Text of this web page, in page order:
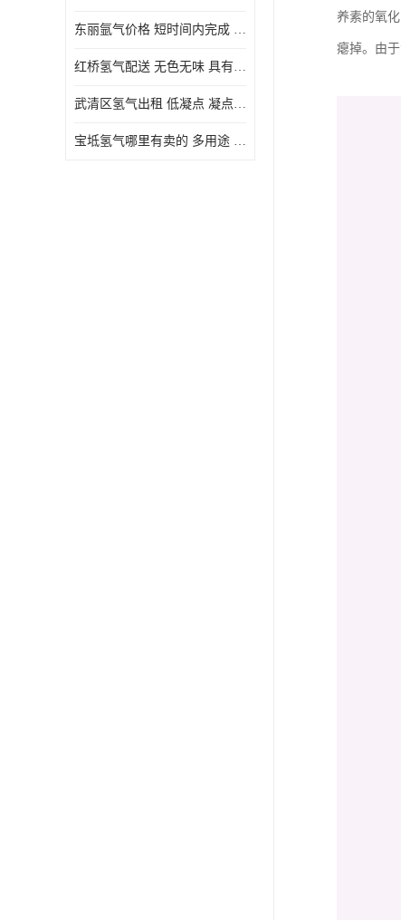
东丽氩气价格 短时间内完成 物流管理优良
红桥氢气配送 无色无味 具有较低的密度
武清区氢气出租 低凝点 凝点为-259
宝坻氢气哪里有卖的 多用途 可以在空气中上升
养素的氧
瘪掉。由